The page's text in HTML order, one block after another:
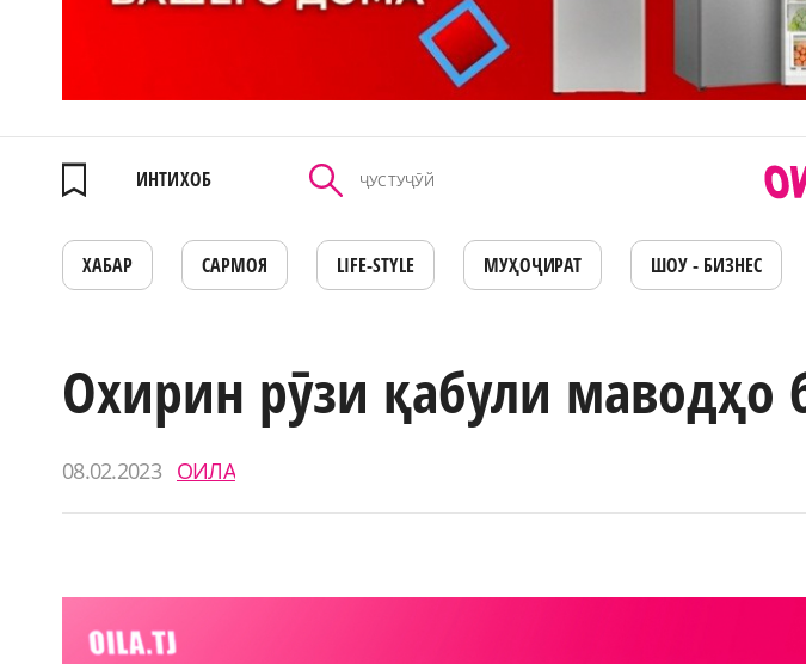
ИНТИХОБ
ХАБАР САРМОЯ LIFE-STYLE МУҲОҶИРАТ ШОУ - БИЗНЕС
Охирин рӯзи қабули маводҳо
08.02.2023 ОИЛА